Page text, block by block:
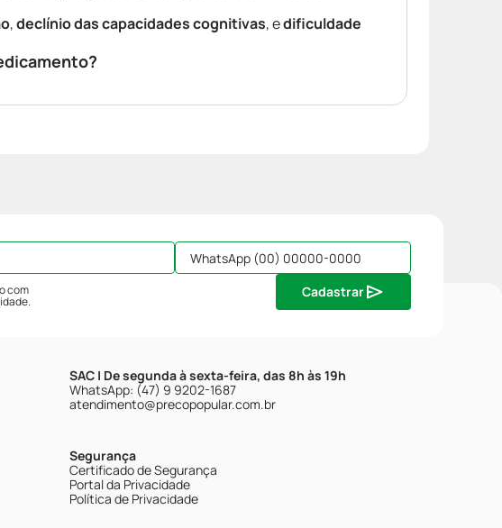
,declínio das capacidades cognitivas, edificuldade
com
.
Cadastrar
SAC | De segunda à sexta-feira, das 8h às 19h
WhatsApp: (47) 9 9202-1687
atendimento@precopopular.com.br
Segurança
Certificado de Segurança
Portal da Privacidade
Política de Privacidade